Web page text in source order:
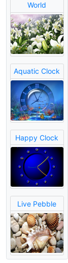
World
Aquatic Clock
Happy Clock
Live Pebble